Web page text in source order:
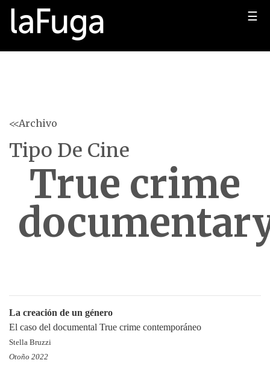
☰
<<Archivo
Tipo De Cine
True crime
La creación de un género
El caso del documental True crime contemporáneo
Stella Bruzzi
Otoño 2022